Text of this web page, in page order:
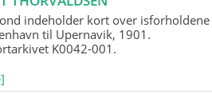
indeholder kort over
til Upernavik, 1901.
K0042-001.